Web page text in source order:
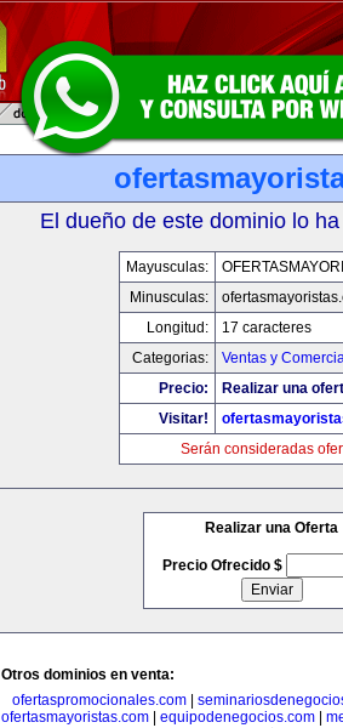
El dueño de este dominio lo
Mayusculas:
Minusculas:
Longitud:
17 caracteres
Categorias:
Ventas y
Precio:
Realizar una
Visitar!
Serán consideradas
Realizar una Oferta
Precio Ofrecido $
Otros dominios en venta:
ofertaspromocionales.com
ofertasmayoristas.com
equipodenegocios.com